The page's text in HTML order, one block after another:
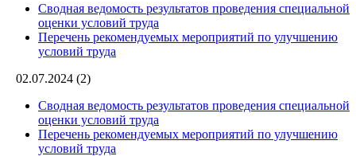
Сводная ведомость результатов проведения специальной
оценки условий труда
Перечень рекомендуемых мероприятий по улучшению
условий труда
02.07.2024 (2)
Сводная ведомость результатов проведения специальной
оценки условий труда
Перечень рекомендуемых мероприятий по улучшению
условий труда